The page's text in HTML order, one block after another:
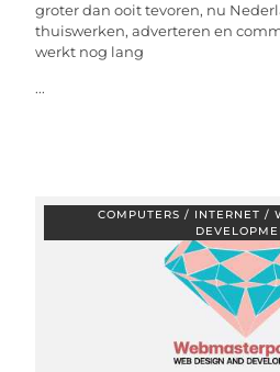
groter dan ooit tevoren, nu
thuiswerken, adverteren en
werkt nog lang
...
COMPUTERS / INTERNET /